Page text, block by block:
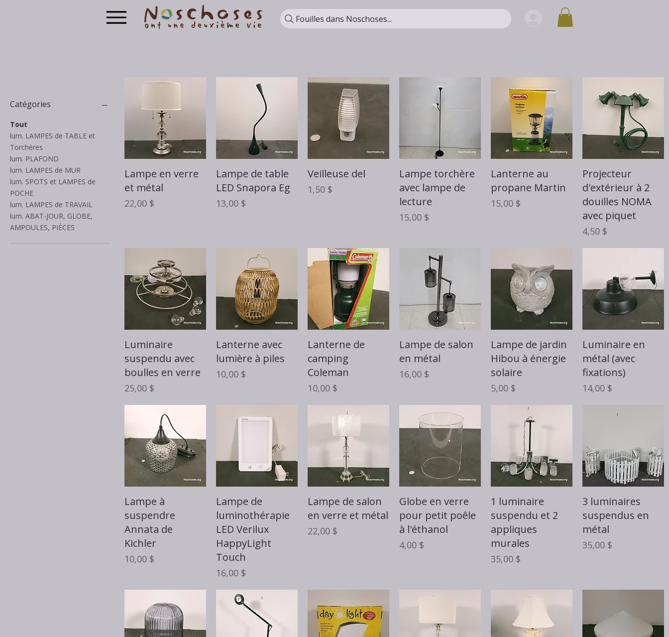
Fouilles dans Noschoses...
Catégories
Tout
lum. LAMPES de TABLE et
Torchères
lum. PLAFOND
lum. LAMPES de MUR
lum. SPOTS et LAMPES de
POCHE
lum. LAMPES de TRAVAIL
lum. ABAT-JOUR, GLOBE,
AMPOULES, PIÈCES
Aperçu rapide
Lampe en verre
et métal
Prix
22,00 $
Aperçu rapide
Lampe de table
LED Snapora Eg
Prix
13,00 $
Aperçu rapide
Veilleuse del
Prix
1,50 $
Aperçu rapide
Lampe torchère
avec lampe de
lecture
Prix
15,00 $
Aperçu rapide
Lanterne au
propane Martin
Prix
15,00 $
Aperçu rapide
Projecteur
d'extérieur à 2
douilles NOMA
avec piquet
Prix
4,50 $
Aperçu rapide
Luminaire
suspendu avec
boulles en verre
Prix
25,00 $
Aperçu rapide
Lanterne avec
lumière à piles
Prix
10,00 $
Aperçu rapide
Lanterne de
camping
Coleman
Prix
10,00 $
Aperçu rapide
Lampe de salon
en métal
Prix
16,00 $
Aperçu rapide
Lampe de jardin
Hibou à énergie
solaire
Prix
5,00 $
Aperçu rapide
Luminaire en
métal (avec
fixations)
Prix
14,00 $
Aperçu rapide
Lampe à
suspendre
Annata de
Kichler
Prix
10,00 $
Aperçu rapide
Lampe de
luminothérapie
LED Verilux
HappyLight
Touch
Prix
16,00 $
Aperçu rapide
Lampe de salon
en verre et métal
Prix
22,00 $
Aperçu rapide
Globe en verre
pour petit poêle
à l'éthanol
Prix
4,00 $
Aperçu rapide
1 luminaire
suspendu et 2
appliques
murales
Prix
35,00 $
Aperçu rapide
3 luminaires
suspendus en
métal
Prix
35,00 $